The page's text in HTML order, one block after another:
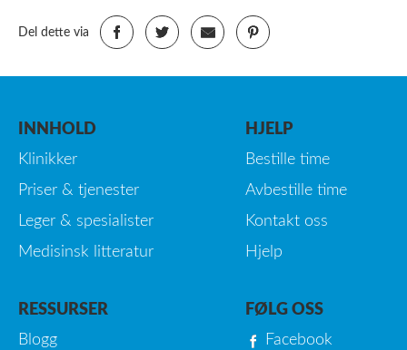
Del dette via
INNHOLD
Klinikker
Priser & tjenester
Leger & spesialister
Medisinsk litteratur
HJELP
Bestille time
Avbestille time
Kontakt oss
Hjelp
RESSURSER
Blogg
FØLG OSS
Facebook